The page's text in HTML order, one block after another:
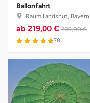
Ballonfahrt
Raum Landshut, Bayern
ab 219,00 € 239,00 €
78